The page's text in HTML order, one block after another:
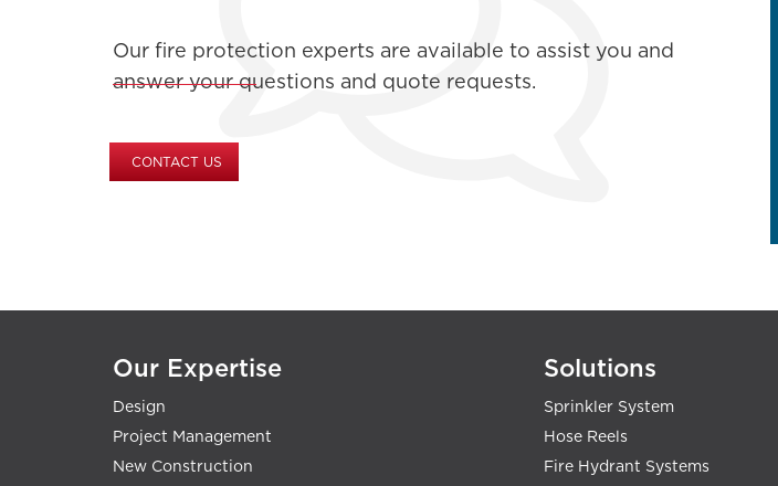
Our fire protection experts are available to assist you and
answer your questions and quote requests.
CONTACT US
Our Expertise
Design
Project Management
New Construction
Solutions
Sprinkler System
Hose Reels
Fire Hydrant Systems